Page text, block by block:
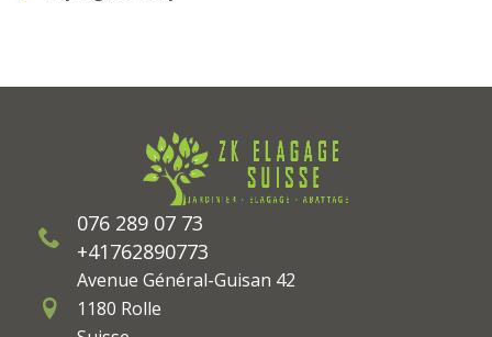
076 289 07 73
+41762890773
Avenue Général-Guisan 42
1180 Rolle